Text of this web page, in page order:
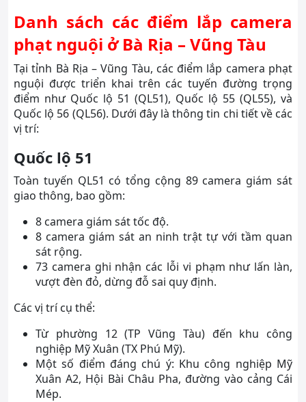
Danh sách các điểm lắp camera
phạt nguội ở Bà Rịa – Vũng Tàu
Tại tỉnh Bà Rịa – Vũng Tàu, các điểm lắp camera phạt
nguội được triển khai trên các tuyến đường trọng
điểm như Quốc lộ 51 (QL51), Quốc lộ 55 (QL55), và
Quốc lộ 56 (QL56). Dưới đây là thông tin chi tiết về các
vị trí:
Quốc lộ 51
Toàn tuyến QL51 có tổng cộng 89 camera giám sát
giao thông, bao gồm:
8 camera giám sát tốc độ.
8 camera giám sát an ninh trật tự với tầm quan
sát rộng.
73 camera ghi nhận các lỗi vi phạm như lấn làn,
vượt đèn đỏ, dừng đỗ sai quy định.
Các vị trí cụ thể:
Từ phường 12 (TP Vũng Tàu) đến khu công
nghiệp Mỹ Xuân (TX Phú Mỹ).
Một số điểm đáng chú ý: Khu công nghiệp Mỹ
Xuân A2, Hội Bài Châu Pha, đường vào cảng Cái
Mép.